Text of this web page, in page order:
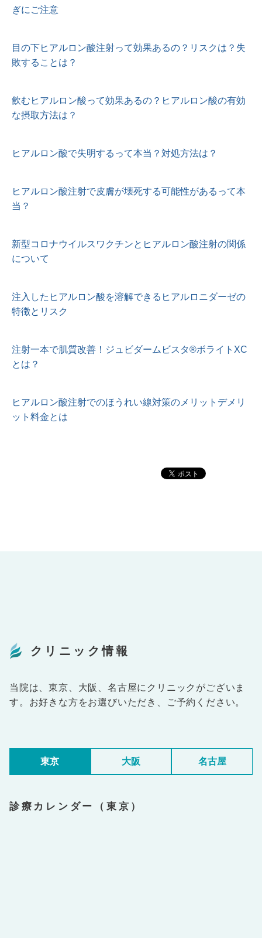
ぎにご注意
目の下ヒアルロン酸注射って効果あるの？リスクは？失
敗することは？
飲むヒアルロン酸って効果あるの？ヒアルロン酸の有効
な摂取方法は？
ヒアルロン酸で失明するって本当？対処方法は？
ヒアルロン酸注射で皮膚が壊死する可能性があるって本
当？
新型コロナウイルスワクチンとヒアルロン酸注射の関係
について
注入したヒアルロン酸を溶解できるヒアルロニダーゼの
特徴とリスク
注射一本で肌質改善！ジュビダームビスタ®︎ボライトXC
とは？
ヒアルロン酸注射でのほうれい線対策のメリットデメリ
ット料金とは
クリニック情報
当院は、東京、大阪、名古屋にクリニックがございま
す。お好きな方をお選びいただき、ご予約ください。
東京 大阪 名古屋
診療カレンダー（東京）